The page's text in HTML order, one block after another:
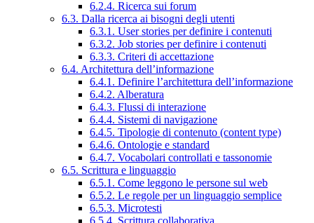
6.2.4. Ricerca sui forum
6.3. Dalla ricerca ai bisogni degli utenti
6.3.1. User stories per definire i contenuti
6.3.2. Job stories per definire i contenuti
6.3.3. Criteri di accettazione
6.4. Architettura dell’informazione
6.4.1. Definire l’architettura dell’informazione
6.4.2. Alberatura
6.4.3. Flussi di interazione
6.4.4. Sistemi di navigazione
6.4.5. Tipologie di contenuto (content type)
6.4.6. Ontologie e standard
6.4.7. Vocabolari controllati e tassonomie
6.5. Scrittura e linguaggio
6.5.1. Come leggono le persone sul web
6.5.2. Le regole per un linguaggio semplice
6.5.3. Microtesti
6.5.4. Scrittura collaborativa